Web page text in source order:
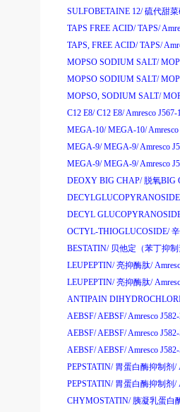
SULFOBETAINE 12/ 硫代甜
TAPS FREE ACID/ TAPS/
TAPS, FREE ACID/ TAPS/
MOPSO SODIUM SALT/
MOPSO SODIUM SALT/
MOPSO, SODIUM SALT/
C12 E8/ C12 E8/Amresco J567-
MEGA-10/ MEGA-10/
MEGA-9/ MEGA-9/Amresco
MEGA-9/ MEGA-9/Amresco
DEOXY BIG CHAP/ 脱氧BIG
DECYL
OCTYL-THIOGLUCOSIDE/
BESTATIN/ 贝他定 （苯丁抑
LEUPEPTIN/ 亮抑酶肽/
LEUPEPTIN/ 亮抑酶肽/
ANTIPAIN
AEBSF/AEBSF/Amresco
AEBSF/AEBSF/Amresco
AEBSF/AEBSF/Amresco
PEPSTATIN/ 胃蛋白酶抑制剂 /
PEPSTATIN/ 胃蛋白酶抑制剂 /
CHYMOSTATIN/ 胰凝乳蛋白